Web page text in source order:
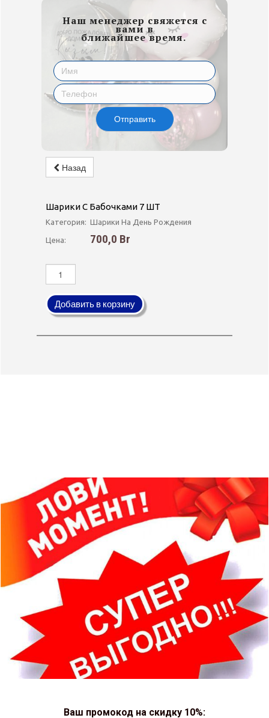
Наш менеджер свяжется с
вами в
ближайшее время.
Отправить
Назад
Шарики С Бабочками 7 ШТ
Категория: Шарики На День Рождения
Цена: 700,0 Br
Добавить в корзину
Ваш промокод на скидку 10%: